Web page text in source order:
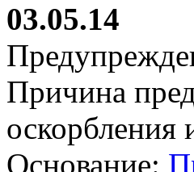
03.05.14
Причина
оскорбления
Основание: